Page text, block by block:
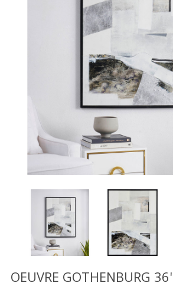
démonstrateurs
Luminaires
COMPTE
SOUHAITS
OEUVRE GOTHENBURG